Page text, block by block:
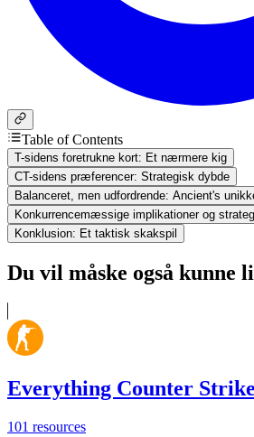
Table of Contents
T-sidens foretrukne kort: Et nærmere kig
CT-sidens præferencer: Strategisk dybde
Balanceret, men udfordrende: Ancient's
Konkurrencemæssige implikationer og
Konklusion: Et taktisk skakspil
Du vil måske også kunne
Everything Counter Strike
101 resources